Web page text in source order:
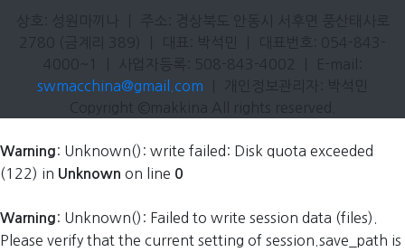
상호: 성원마끼나 ㅣ 주소: 경상북도 안동시 서후면 풍산태사로
2780 (금계리 389) ㅣ 대표: 박석민 ㅣ 대표번호: 054-843-
4000~1 ㅣ 사업자등록: 508-843-4002 ㅣ E-mail:
swmacchina@gmail.com ㅣ 개인정보관리자: 박석민
Copyright ©makkina All rights reserved.
Warning : Unknown(): write failed: Disk quota exceeded
(122) in Unknown on line 0
Warning : Unknown(): Failed to write session data (files).
Please verify that the current setting of session.save_path is